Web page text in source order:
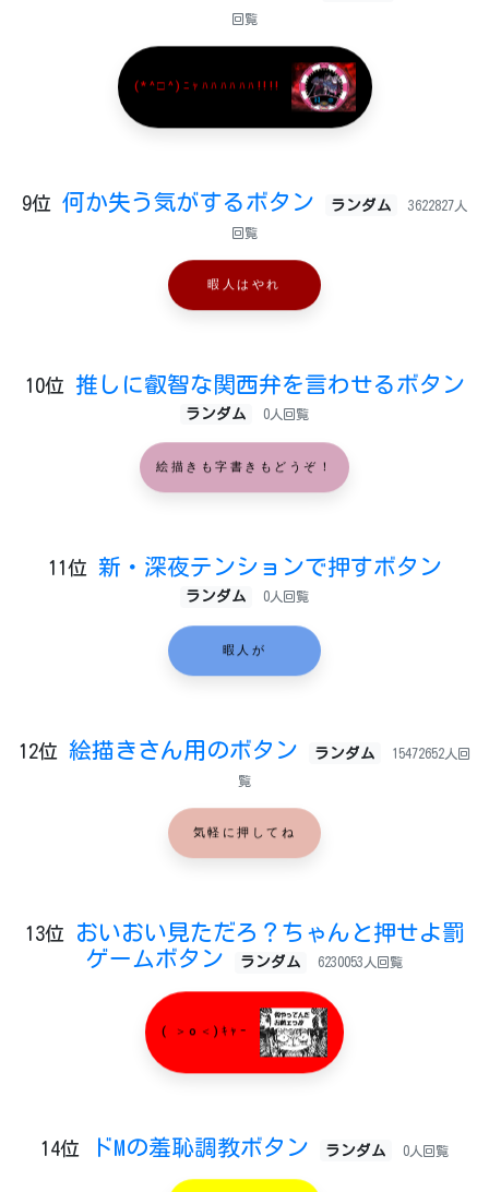
回覧
(*^□^)ﾆｬﾊﾊﾊﾊﾊﾊ!!!!
9位 何か失う気がするボタン ランダム 3622827人
回覧
暇人はやれ
10位 推しに叡智な関西弁を言わせるボタン
ランダム 0人回覧
絵描きも字書きもどうぞ！
11位 新・深夜テンションで押すボタン
ランダム 0人回覧
暇人が
12位 絵描きさん用のボタン ランダム 15472652人回
覧
気軽に押してね
13位
おいおい見ただろ？ちゃんと押せよ罰
ゲームボタン
ランダム 6230053人回覧
( ＞o＜)ｷｬｰ
14位 ドMの羞恥調教ボタン ランダム 0人回覧